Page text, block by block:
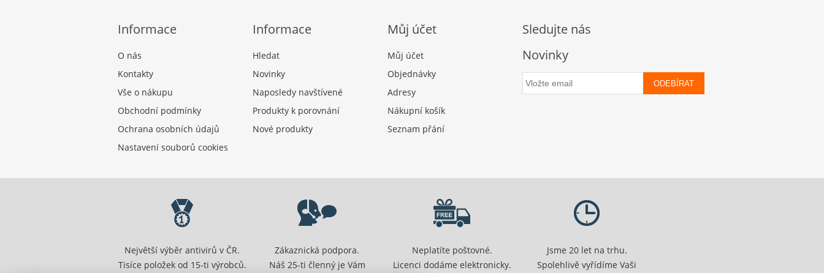
Informace
O nás
Kontakty
Vše o nákupu
Obchodní podmínky
Ochrana osobních údajů
Nastavení souborů cookies
Informace
Hledat
Novinky
Naposledy navštívené
Produkty k porovnání
Nové produkty
Můj účet
Můj účet
Objednávky
Adresy
Nákupní košík
Seznam přání
Sledujte nás
Novinky
ODEBÍRAT
Největší výběr antivirů v ČR.
Tisíce položek od 15-ti výrobců.
Zákaznická podpora.
Náš 25-ti členný je Vám
Neplatíte poštovné.
Licenci dodáme elektronicky.
Jsme 20 let na trhu.
Spolehlivě vyřídíme Vaši